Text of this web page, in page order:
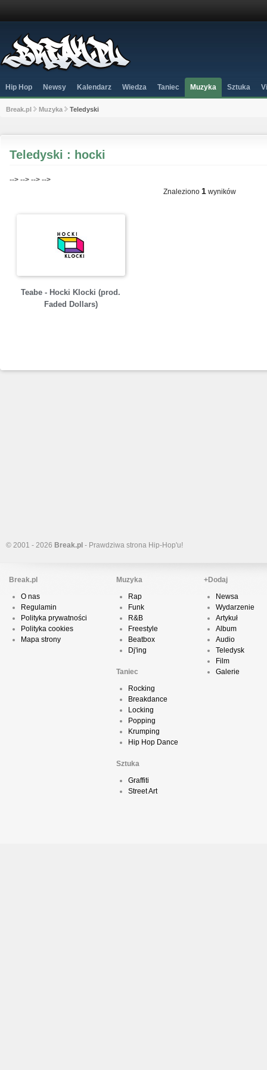
Hip Hop Newsy Kalendarz Wiedza Taniec Muzyka Sztuka
Break.pl Muzyka Teledyski
Teledyski : hocki
--> --> --> -->
Znaleziono 1 wyników
Teabe - Hocki Klocki (prod.
Faded Dollars)
© 2001 - 2026 Break.pl - Prawdziwa strona Hip-Hop'u!
Break.pl
O nas
Regulamin
Polityka prywatności
Polityka cookies
Mapa strony
Muzyka
Rap
Funk
R&B
Freestyle
Beatbox
Dj'ing
Taniec
Rocking
Breakdance
Locking
Popping
Krumping
Hip Hop Dance
Sztuka
Graffiti
Street Art
+Dodaj
Newsa
Wydarzenie
Artykuł
Album
Audio
Teledysk
Film
Galerie